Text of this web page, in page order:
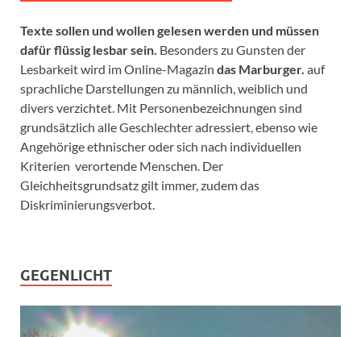
Texte sollen und wollen gelesen werden und müssen
dafür flüssig lesbar sein. Besonders zu Gunsten der
Lesbarkeit wird im Online-Magazin das Marburger. auf
sprachliche Darstellungen zu männlich, weiblich und
divers verzichtet. Mit Personenbezeichnungen sind
grundsätzlich alle Geschlechter adressiert, ebenso wie
Angehörige ethnischer oder sich nach individuellen
Kriterien verortende Menschen. Der
Gleichheitsgrundsatz gilt immer, zudem das
Diskriminierungsverbot.
GEGENLICHT